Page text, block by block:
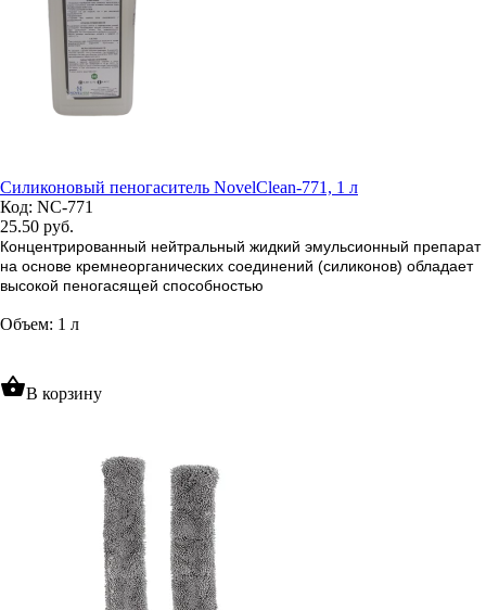
Силиконовый пеногаситель NovelClean-771, 1 л
Код: NC-771
25.50 руб.
Концентрированный нейтральный жидкий эмульсионный препарат
на основе кремнеорганических соединений (силиконов) обладает
высокой пеногасящей способностью
Объем: 1 л
shopping_basketВ корзину